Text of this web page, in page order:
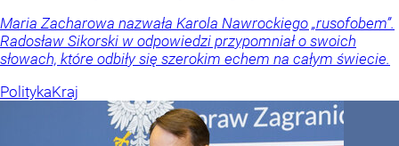
Maria Zacharowa nazwała Karola Nawrockiego „rusofobem”.
Radosław Sikorski w odpowiedzi przypomniał o swoich
słowach, które odbiły się szerokim echem na całym świecie.
PolitykaKraj